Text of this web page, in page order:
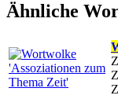
Ähnliche